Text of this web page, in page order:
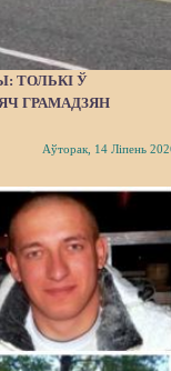
ТОЛЬКІ Ў
ГРАМАДЗЯН
Аўторак, 14 Ліпень